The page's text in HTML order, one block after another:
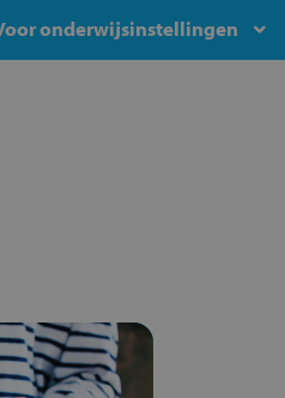
onderwijsinstellingen